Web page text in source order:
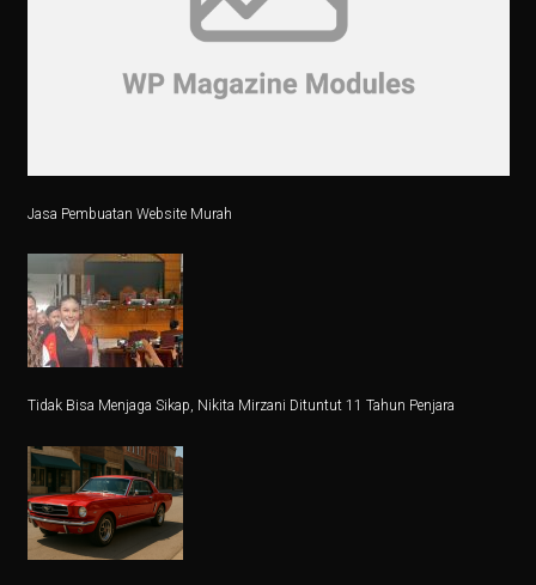
3 Film dan Drama Korea tentang Cerita Pemandu Sorak
Di Balik Kenaikan Bunga Deposito Dolar
Pesan ORI028 di bank bjb, Investasi Dijamin Negara
Rokok: Antara Ekonomi dan Kesehatan, Pilihan
4 Fakta Menarik Orchid Dottyback, Ikan Pembohong
6 Cara Tetap Bugar Meski Sibuk di Meja Kerja, Coba
Jadwal Gym Pemula untuk Massa Otot, Efektif dan
5 Fakta Menarik & Sinopsis Film ‘Dopamin’, Cinta di
5 Fakta Menakjubkan Rasi Orion, Mulai dari
Jasa Pembuatan Website Murah
Tidak Bisa Menjaga Sikap, Nikita Mirzani Dituntut 11 Tahun Penjara